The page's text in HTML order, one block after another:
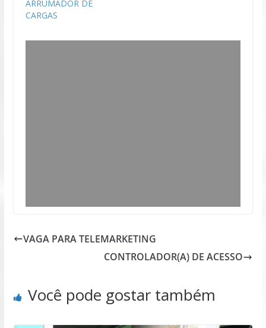
ARRUMADOR DE
CARGAS
VAGA PARA TELEMARKETING
CONTROLADOR(A) DE ACESSO
Você pode gostar também